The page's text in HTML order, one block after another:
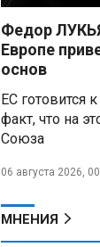
Федор
Европе
основ
ЕС готовится
факт, что на
Союза
06 августа 2026,
МНЕНИЯ